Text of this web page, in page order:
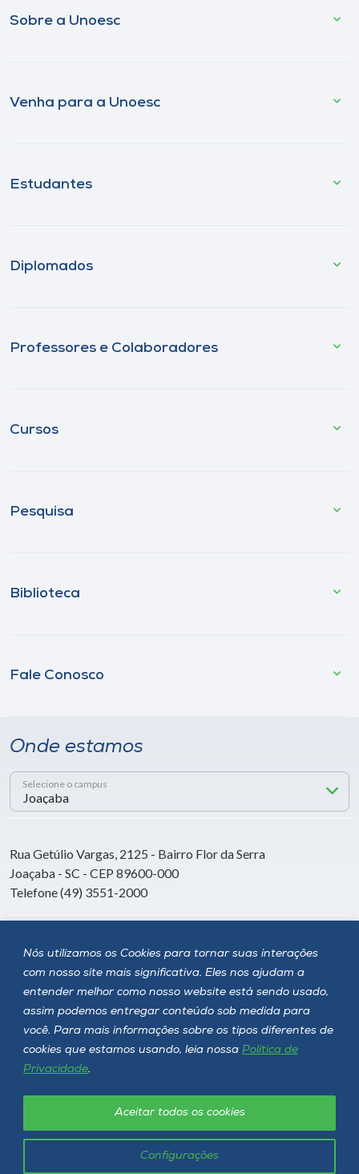
Nós utilizamos os Cookies para tornar suas interações
com nosso site mais significativa. Eles nos ajudam a
entender melhor como nosso website está sendo usado,
assim podemos entregar conteúdo sob medida para
você. Para mais informações sobre os tipos diferentes de
cookies que estamos usando, leia nossa Política de
Privacidade.
Configurações
Aceitar todos os cookies
Sobre a Unoesc
Venha para a Unoesc
Estudantes
Diplomados
Professores e Colaboradores
Cursos
Pesquisa
Biblioteca
Fale Conosco
Onde estamos
Selecione o campus
Rua Getúlio Vargas, 2125 - Bairro Flor da Serra
Joaçaba - SC - CEP 89600-000
Telefone (49) 3551-2000
Siga a Unoesc
Unoesc © 2026 - Todos os direitos reservados
Política de privacidade LGPD